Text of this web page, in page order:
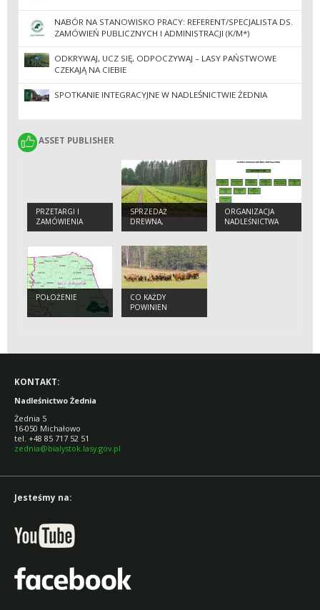
NABÓR NA STANOWISKO PRACY: REFERENT/SPECJALISTA DS.
ZAMÓWIEŃ PUBLICZNYCH I ADMINISTRACJI (K/M*)
ODKRYWAJ, UCZ SIĘ, ODPOCZYWAJ – LASY PAŃSTWOWE
CZEKAJĄ NA CIEBIE
SPOTKANIE INTEGRACYJNE W NADLEŚNICTWIE ŻEDNIA
ASSET PUBLISHER
ASSET PUBLISHER
PRZETARGI I
ZAMÓWIENIA
SPRZEDAŻ
DREWNA,
CHOINEK I
ORGANIZACJA
NADLEŚNICTWA
POŁOŻENIE
CO KAŻDY
POWINIEN
WIEDZIEĆ O
KONTAKT:
Nadleśnictwo Żednia
Żednia 5
16-050 Michałowo
tel. +48 85 717 52 51
zednia@bialystok.lasy.gov.pl
Jesteśmy na: